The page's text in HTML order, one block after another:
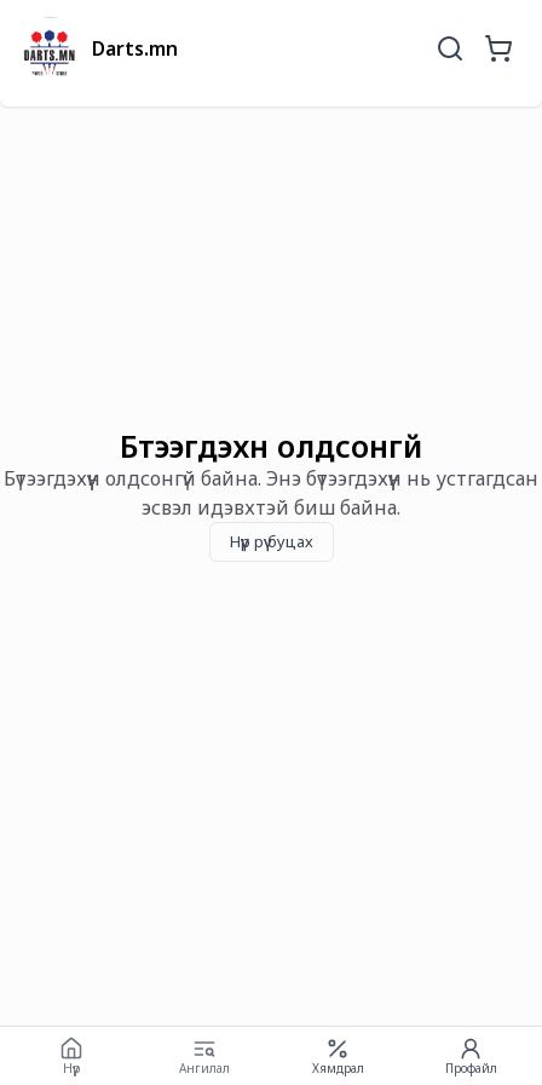
Darts.mn
Бүтээгдэхүүн олдсонгүй
Бүтээгдэхүүн олдсонгүй байна. Энэ бүтээгдэхүүн нь устгагдсан
эсвэл идэвхтэй биш байна.
Нүүр рүү буцах
Нүүр Ангилал Хямдрал Профайл